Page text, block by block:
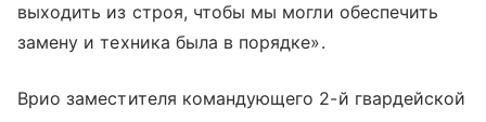
выходить из строя, чтобы мы могли обеспечить
замену и техника была в порядке».
Врио заместителя командующего 2-й гвардейской